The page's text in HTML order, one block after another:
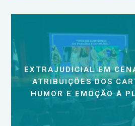
EXTRAJUDICIAL EM
ATRIBUIÇÕES DOS
HUMOR E EMOÇÃO À